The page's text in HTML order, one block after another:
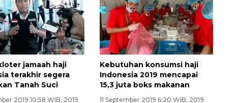
jamaah haji
terakhir segera
Tanah Suci
2019 10:58 WIB, 2019
Kebutuhan konsumsi haji
Indonesia 2019 mencapai
15,3 juta boks makanan
11 September 2019 6:20 WIB, 2019